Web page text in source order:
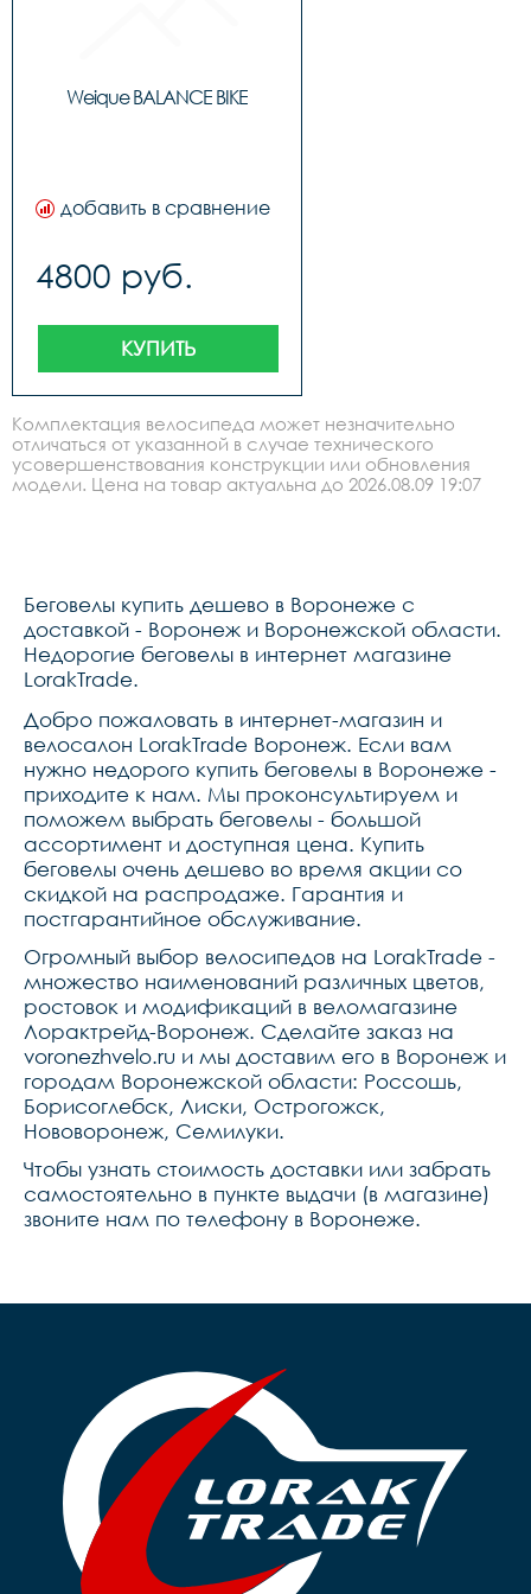
Weique BALANCE BIKE
добавить в сравнение
4800 руб.
КУПИТЬ
Комплектация велосипеда может незначительно
отличаться от указанной в случае технического
усовершенствования конструкции или обновления
модели. Цена на товар актуальна до 2026.08.09 19:07
Беговелы купить дешево в Воронеже с
доставкой - Воронеж и Воронежской области.
Недорогие беговелы в интернет магазине
LorakTrade.
Добро пожаловать в интернет-магазин и
велосалон LorakTrade Воронеж. Если вам
нужно недорого купить беговелы в Воронеже -
приходите к нам. Мы проконсультируем и
поможем выбрать беговелы - большой
ассортимент и доступная цена. Купить
беговелы очень дешево во время акции со
скидкой на распродаже. Гарантия и
постгарантийное обслуживание.
Огромный выбор велосипедов на LorakTrade -
множество наименований различных цветов,
ростовок и модификаций в веломагазине
Лорактрейд-Воронеж. Сделайте заказ на
voronezhvelo.ru и мы доставим его в Воронеж и
городам Воронежской области: Россошь,
Борисоглебск, Лиски, Острогожск,
Нововоронеж, Семилуки.
Чтобы узнать стоимость доставки или забрать
самостоятельно в пункте выдачи (в магазине)
звоните нам по телефону в Воронеже.